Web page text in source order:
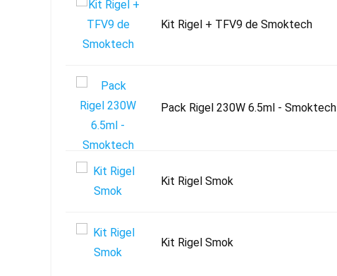
Kit Rigel + TFV9 de Smoktech
Pack Rigel 230W 6.5ml - Smoktech
Kit Rigel Smok
Kit Rigel Smok